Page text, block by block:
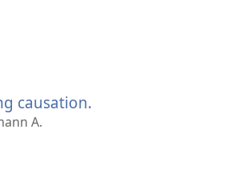
causation.
A.